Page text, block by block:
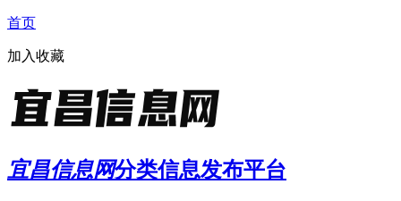
首页
加入收藏
宜昌信息网分类信息发布平台